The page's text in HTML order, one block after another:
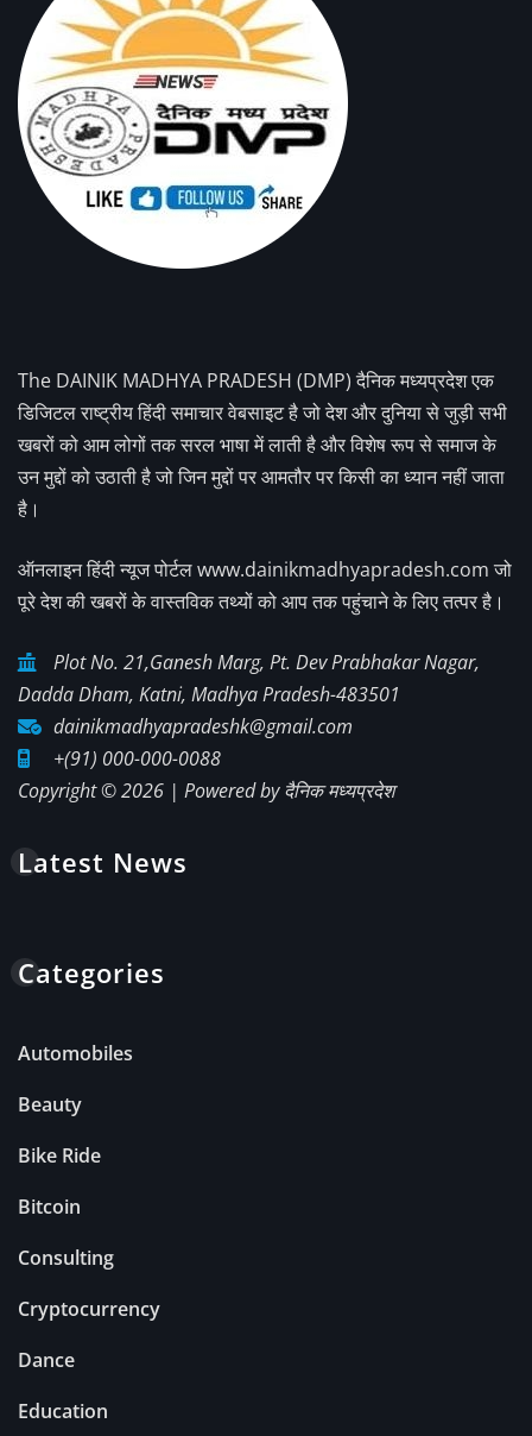
The DAINIK MADHYA PRADESH (DMP) दैनिक मध्यप्रदेश एक
डिजिटल राष्ट्रीय हिंदी समाचार वेबसाइट है जो देश और दुनिया से जुड़ी सभी
खबरों को आम लोगों तक सरल भाषा में लाती है और विशेष रूप से समाज के
उन मुद्दों को उठाती है जो जिन मुद्दों पर आमतौर पर किसी का ध्यान नहीं जाता
है।
ऑनलाइन हिंदी न्यूज पोर्टल www.dainikmadhyapradesh.com जो
पूरे देश की खबरों के वास्तविक तथ्यों को आप तक पहुंचाने के लिए तत्पर है।
Plot No. 21,Ganesh Marg, Pt. Dev Prabhakar Nagar,
Dadda Dham, Katni, Madhya Pradesh-483501
dainikmadhyapradeshk@gmail.com
+(91) 000-000-0088
Copyright © 2026 | Powered byदैनिक मध्यप्रदेश
Latest News
Categories
Automobiles
Beauty
Bike Ride
Bitcoin
Consulting
Cryptocurrency
Dance
Education